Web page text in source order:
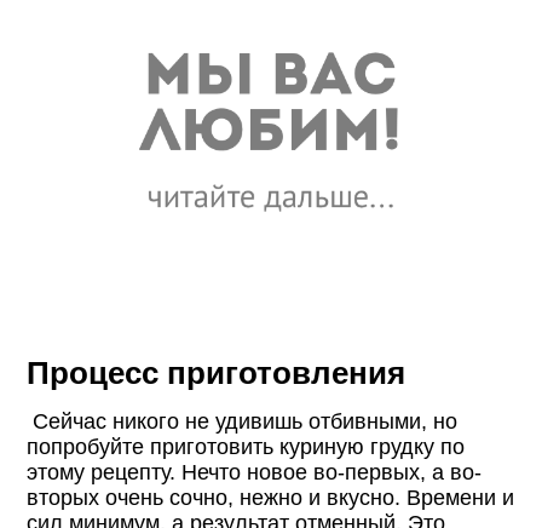
Процесс приготовления
Сейчас никого не удивишь отбивными, но
попробуйте приготовить куриную грудку по
этому рецепту. Нечто новое во-первых, а во-
вторых очень сочно, нежно и вкусно. Времени и
сил минимум, а результат отменный. Это